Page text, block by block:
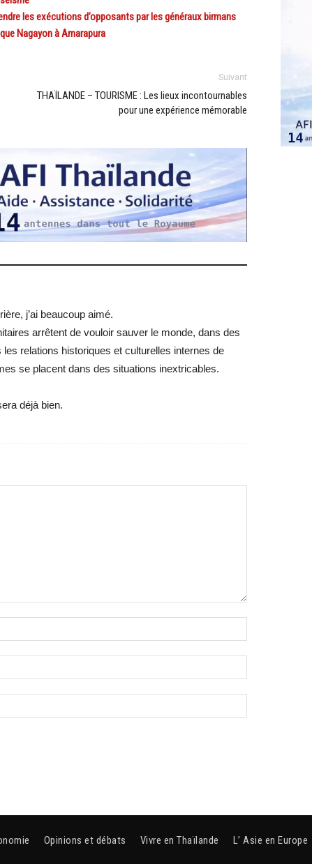
les exécutions d’opposants par les généraux birmans
Nagayon à Amarapura
Suivant
THAÏLANDE – TOURISME : Les lieux incontournables
pour une expérience mémorable
j’ai beaucoup aimé.
arrêtent de vouloir sauver le monde, dans des
relations historiques et culturelles internes de
se placent dans des situations inextricables.
déjà bien.
Opinions et débats Vivre en Thaïlande L’ Asie en Europe